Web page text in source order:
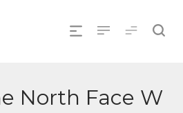
North Face W